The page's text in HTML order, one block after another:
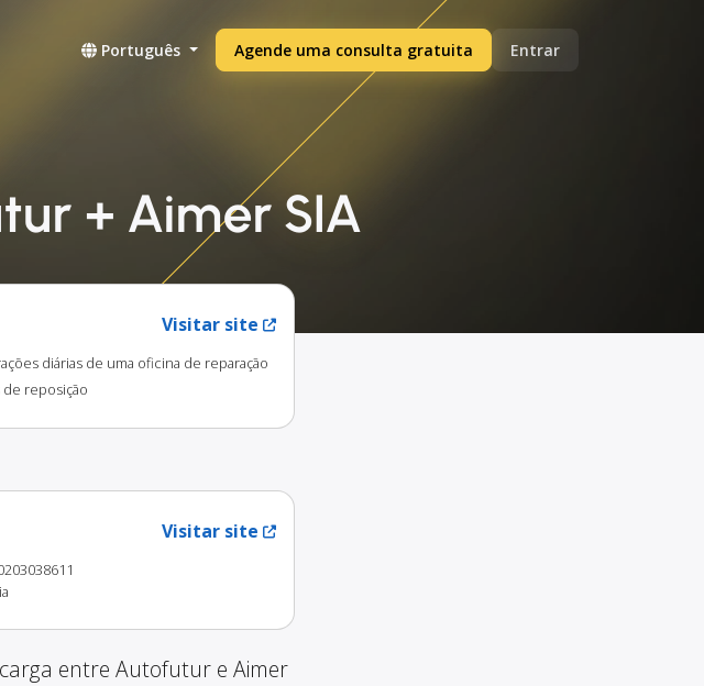
Português Agende uma consulta gratuita Entrar
+ Aimer SIA
Visitar site
diárias de uma oficina de reparação
reposição
Visitar site
entre Autofutur e Aimer